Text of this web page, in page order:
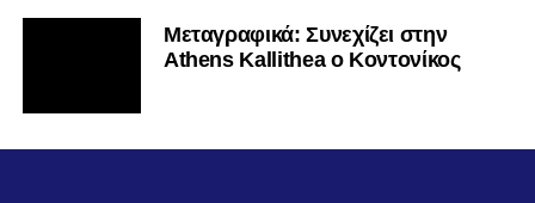
Mεταγραφικά: Συνεχίζει στην
Athens Kallithea ο Κοντονίκος